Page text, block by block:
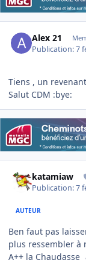
Alex 21
Publication:7
Tiens , un revenant
Salut CDM :bye:
katamiaw
Publication:7
AUTEUR
Ben faut pas
plus ressembler à
A++ la Chaudasse